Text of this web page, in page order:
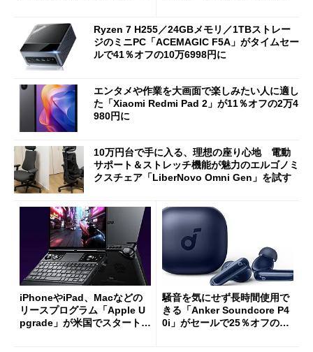
Ryzen 7 H255／24GBメモリ／1TBストレー
ジのミニPC「ACEMAGIC F5A」がタイムセー
ルで41％オフの10万6998円に
エンタメや作業を大画面で楽しみたい人に適し
た「Xiaomi Redmi Pad 2」が11％オフの2万4
980円に
10万円台で手に入る、理想の座り心地 電動
サポート＆ストレッチ機能が魅力のエルゴノミ
クスチェア「LiberNovo Omni Gen」を試す
iPhoneやiPad、Macなどの
リースプログラム「Apple U
pgrade」が米国でスタート／
騒音を気にせず長時間使用で
きる「Anker Soundcore P4
0i」がセールで25％オフの59